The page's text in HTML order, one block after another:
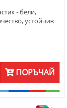
- бели,
устойчив
ПОРЪЧАЙ